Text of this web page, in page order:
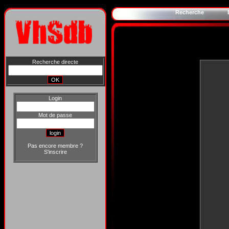
Recherche directe
Login
Mot de passe
Pas encore membre ?
S'inscrire
Recherche